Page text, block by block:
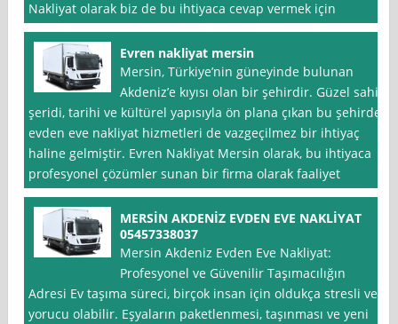
Nakliyat olarak biz de bu ihtiyaca cevap vermek için
Evren nakliyat mersin
Mersin, Türkiye’nin güneyinde bulunan
Akdeniz’e kıyısı olan bir şehirdir. Güzel sahil
şeridi, tarihi ve kültürel yapısıyla ön plana çıkan bu şehirde,
evden eve nakliyat hizmetleri de vazgeçilmez bir ihtiyaç
haline gelmiştir. Evren Nakliyat Mersin olarak, bu ihtiyaca
profesyonel çözümler sunan bir firma olarak faaliyet
MERSİN AKDENİZ EVDEN EVE NAKLİYAT
05457338037
Mersin Akdeniz Evden Eve Nakliyat:
Profesyonel ve Güvenilir Taşımacılığın
Adresi Ev taşıma süreci, birçok insan için oldukça stresli ve
yorucu olabilir. Eşyaların paketlenmesi, taşınması ve yeni